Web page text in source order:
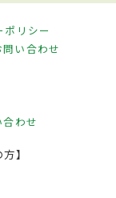
ポリシー
問い合わせ
合わせ
】